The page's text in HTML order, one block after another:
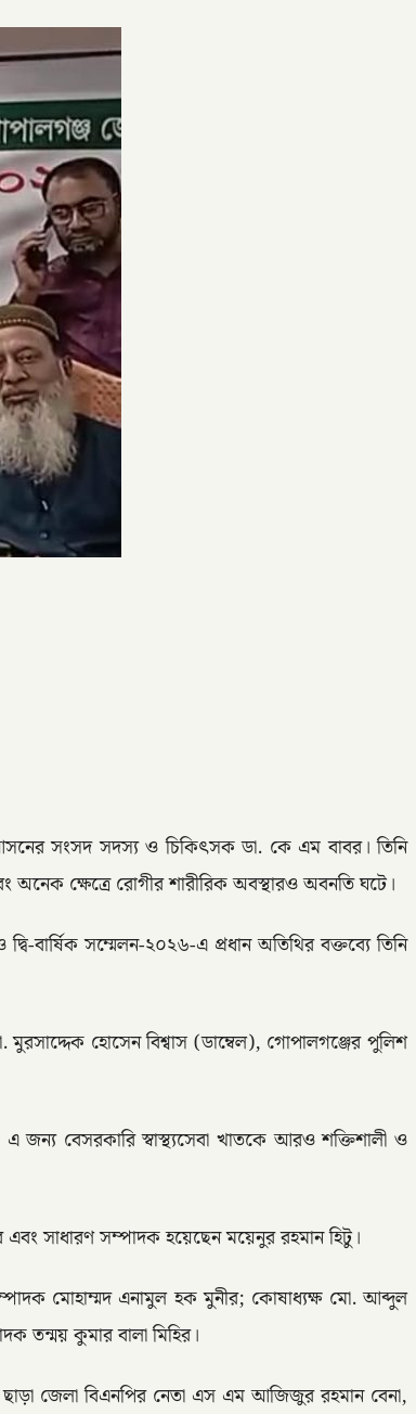
সংসদ সদস্য ও চিকিৎসক ডা. কে এম বাবর। তিনি
ক্ষেত্রে রোগীর শারীরিক অবস্থারও অবনতি ঘটে।
বার্ষিক সম্মেলন-২০২৬-এ প্রধান অতিথির বক্তব্যে তিনি
হোসেন বিশ্বাস (ডাম্বেল), গোপালগঞ্জের পুলিশ
জন্য বেসরকারি স্বাস্থ্যসেবা খাতকে আরও শক্তিশালী ও
এবং সাধারণ সম্পাদক হয়েছেন ময়েনুর রহমান হিটু।
মোহাম্মদ এনামুল হক মুনীর; কোষাধ্যক্ষ মো. আব্দুল
তন্ময় কুমার বালা মিহির।
এ ছাড়া জেলা বিএনপির নেতা এস এম আজিজুর রহমান বেনা,